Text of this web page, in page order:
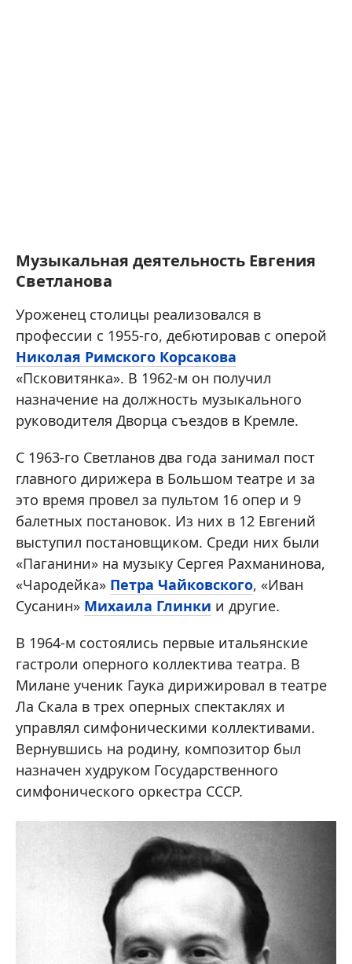
Музыкальная деятельность Евгения
Светланова
Уроженец столицы реализовался в
профессии с 1955-го, дебютировав с оперой
Николая Римского Корсакова
«Псковитянка». В 1962-м он получил
назначение на должность музыкального
руководителя Дворца съездов в Кремле.
С 1963-го Светланов два года занимал пост
главного дирижера в Большом театре и за
это время провел за пультом 16 опер и 9
балетных постановок. Из них в 12 Евгений
выступил постановщиком. Среди них были
«Паганини» на музыку Сергея Рахманинова,
«Чародейка» Петра Чайковского, «Иван
Сусанин» Михаила Глинки и другие.
В 1964-м состоялись первые итальянские
гастроли оперного коллектива театра. В
Милане ученик Гаука дирижировал в театре
Ла Скала в трех оперных спектаклях и
управлял симфоническими коллективами.
Вернувшись на родину, композитор был
назначен худруком Государственного
симфонического оркестра СССР.